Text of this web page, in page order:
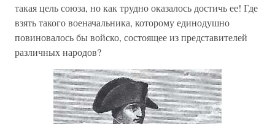
такая цель союза, но как трудно оказалось достичь ее! Где
взять такого военачальника, которому единодушно
повиновалось бы войско, состоящее из представителей
различных народов?